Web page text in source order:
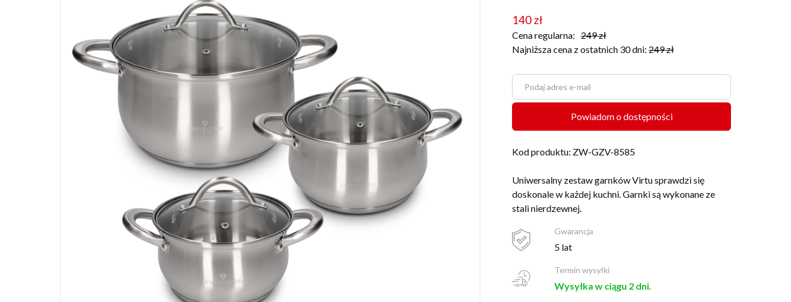
140 zł
Cena regularna: 249zł
Najniższa cena z ostatnich 30 dni: 249zł
Powiadom o dostępności
Kod produktu: ZW-GZV-8585
Uniwersalny zestaw garnków Virtu sprawdzi się
doskonale w każdej kuchni. Garnki są wykonane ze
stali nierdzewnej.
Gwarancja
5 lat
Termin wysyłki
Wysyłka w ciągu 2 dni.